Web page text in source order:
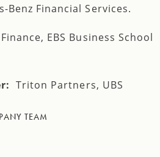
Benz Financial Services.
EBS Business School
Triton Partners, UBS
TEAM